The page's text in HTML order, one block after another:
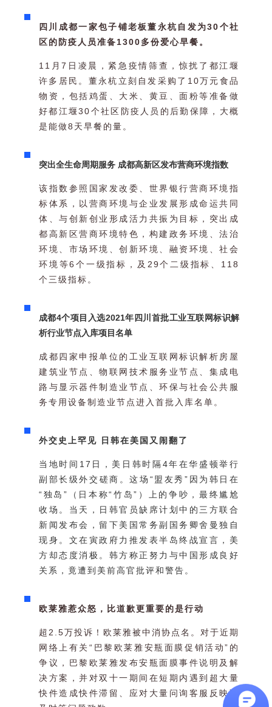
四川成都一家包子铺老板董永杭自发为30个社
区的防疫人员准备1300多份爱心早餐。
11月7日凌晨，紧急疫情筛查，惊扰了都江堰
许多居民。董永杭立刻自发采购了10万元食品
物资，包括鸡蛋、大米、黄豆、面粉等准备做
好都江堰30个社区防疫人员的后勤保障，大概
是能做8天早餐的量。
突出全生命周期服务 成都高新区发布营商环境指数
该指数参照国家发改委、世界银行营商环境指
标体系，以营商环境与企业发展形成命运共同
体、与创新创业形成活力共振为目标，突出成
都高新区营商环境特色，构建政务环境、法治
环境、市场环境、创新环境、融资环境、社会
环境等6个一级指标，及29个二级指标、118
个三级指标。
成都4个项目入选2021年四川首批工业互联网标识解
析行业节点入库项目名单
成都四家申报单位的工业互联网标识解析房屋
建筑业节点、物联网技术服务业节点、集成电
路与显示器件制造业节点、环保与社会公共服
务专用设备制造业节点进入首批入库名单。
外交史上罕见 日韩在美国又闹翻了
当地时间17日，美日韩时隔4年在华盛顿举行
副部长级外交磋商。这场“盟友秀”因为韩日在
“独岛”（日本称“竹岛”）上的争吵，最终尴尬
收场。当天，日韩官员缺席计划中的三方联合
新闻发布会，留下美国常务副国务卿舍曼独自
现身。文在寅政府力推发表半岛终战宣言，美
方却态度消极。韩方称正努力与中国形成良好
关系，竟遭到美前高官批评和警告。
欧莱雅惹众怒，比道歉更重要的是行动
超2.5万投诉！欧莱雅被中消协点名。对于近期
网络上有关“巴黎欧莱雅安瓶面膜促销活动”的
争议，巴黎欧莱雅发布安瓶面膜事件说明及解
决方案，并对双十一期间在短期内遇到超大量
快件造成快件滞留、应对大量问询客服反映不